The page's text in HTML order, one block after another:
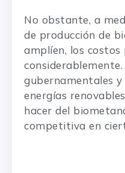
No obstante, a
de producción de
amplíen, los costos
gubernamentales
energías
hacer del
competitiva en